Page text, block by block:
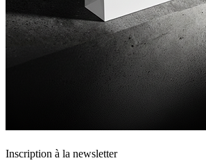
Inscription à la newsletter